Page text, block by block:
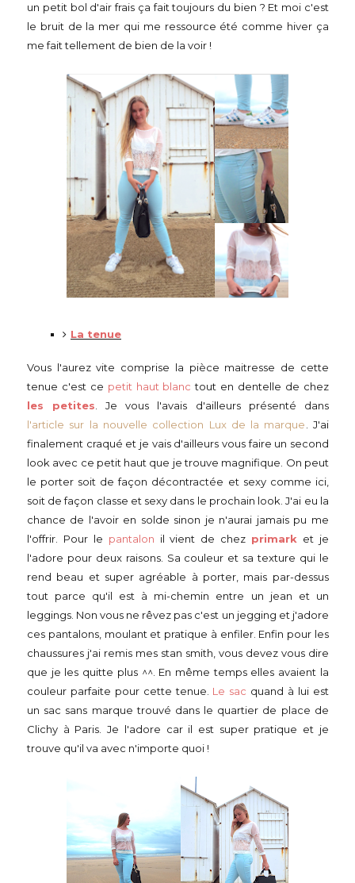
un petit bol d'air frais ça fait toujours du bien ? Et moi c'est
le bruit de la mer qui me ressource été comme hiver ça
me fait tellement de bien de la voir !
La tenue
Vous l'aurez vite comprise la pièce maitresse de cette
tenue c'est ce petit haut blanc tout en dentelle de chez
les petites . Je vous l'avais d'ailleurs présenté dans
l'article sur la nouvelle collection Lux de la marque . J'ai
finalement craqué et je vais d'ailleurs vous faire un second
look avec ce petit haut que je trouve magnifique. On peut
le porter soit de façon décontractée et sexy comme ici,
soit de façon classe et sexy dans le prochain look. J'ai eu la
chance de l'avoir en solde sinon je n'aurai jamais pu me
l'offrir. Pour le pantalon il vient de chez primark et je
l'adore pour deux raisons. Sa couleur et sa texture qui le
rend beau et super agréable à porter, mais par-dessus
tout parce qu'il est à mi-chemin entre un jean et un
leggings. Non vous ne rêvez pas c'est un jegging et j'adore
ces pantalons, moulant et pratique à enfiler. Enfin pour les
chaussures j'ai remis mes stan smith, vous devez vous dire
que je les quitte plus ^^. En même temps elles avaient la
couleur parfaite pour cette tenue. Le sac quand à lui est
un sac sans marque trouvé dans le quartier de place de
Clichy à Paris. Je l'adore car il est super pratique et je
trouve qu'il va avec n'importe quoi !